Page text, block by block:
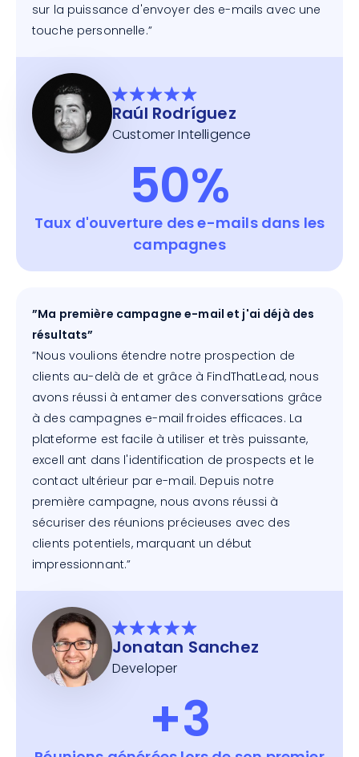
sur la puissance d'envoyer des e-mails avec une
touche personnelle.”
Raúl Rodríguez
Customer Intelligence
50%
Taux d'ouverture des e-mails dans les
campagnes
”Ma première campagne e-mail et j'ai déjà des
résultats”
”Nous voulions étendre notre prospection de
clients au-delà de et grâce à FindThatLead, nous
avons réussi à entamer des conversations grâce
à des campagnes e-mail froides efficaces. La
plateforme est facile à utiliser et très puissante,
excell ant dans l'identification de prospects et le
contact ultérieur par e-mail. Depuis notre
première campagne, nous avons réussi à
sécuriser des réunions précieuses avec des
clients potentiels, marquant un début
impressionnant.”
Jonatan Sanchez
Developer
+3